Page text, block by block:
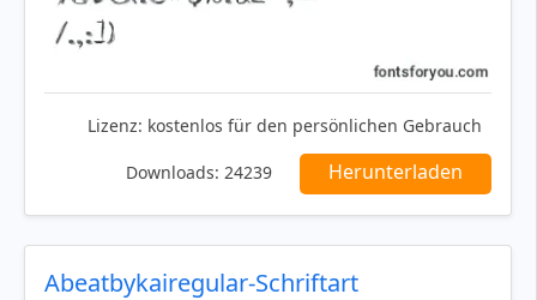
Lizenz: kostenlos für den persönlichen Gebrauch
Downloads: 24239 Herunterladen
Abeatbykairegular-Schriftart